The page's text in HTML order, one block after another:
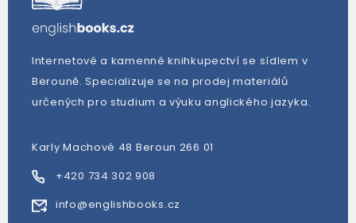
Internetové a kamenné knihkupectví se sídlem v
Berouně. Specializuje se na prodej materiálů
určených pro studium a výuku anglického jazyka.
Karly Machové 48 Beroun 266 01
+420 734 302 908
info@englishbooks.cz